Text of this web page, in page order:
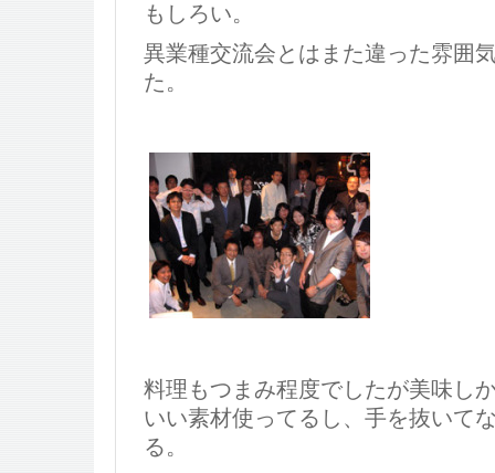
もしろい。
異業種交流会とはまた違った雰囲
た。
料理もつまみ程度でしたが美味し
いい素材使ってるし、手を抜いて
る。